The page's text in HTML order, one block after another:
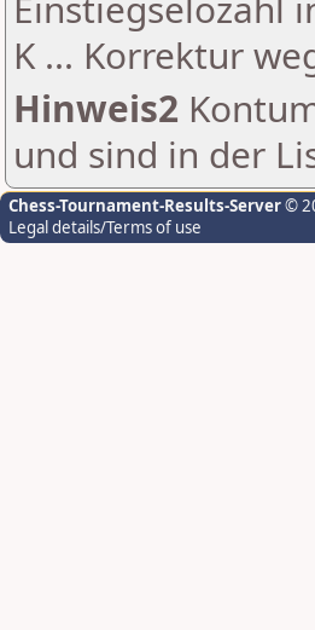
K ... Korrektur
Hinweis2
und sind in der
Chess-Tournament-Results-Server©
Legal details/Terms of use